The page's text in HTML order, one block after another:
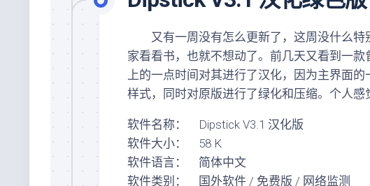
又有一周没有怎么更新了，这周没什么特
家看看书，也就不想动了。前几天又看到一
上的一点时间对其进行了汉化，因为主界面
样式，同时对原版进行了绿化和压缩。个人感
软件名称： Dipstick V3.1 汉化版
软件大小： 58 K
软件语言： 简体中文
软件类别： 国外软件 / 免费版 / 网络监测